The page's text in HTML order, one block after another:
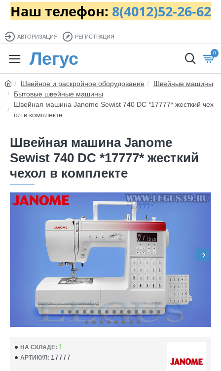
Наш телефон: 8(4012)52-26-62
АВТОРИЗАЦИЯ РЕГИСТРАЦИЯ
Легус 0
Швейное и раскройное оборудование
Швейные машины
Бытовые швейные машины
Швейная машина Janome Sewist 740 DC *17777* жесткий чех
ол в комплекте
Швейная машина Janome
Sewist 740 DC *17777* жесткий
чехол в комплекте
НА СКЛАДЕ: 1
АРТИКУЛ: 17777